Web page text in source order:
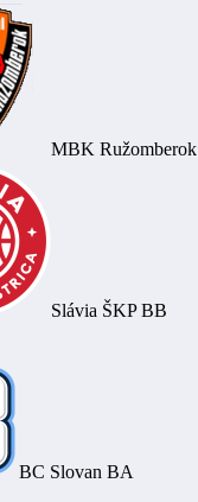
MBK Ružomberok
Slávia ŠKP BB
BC Slovan BA